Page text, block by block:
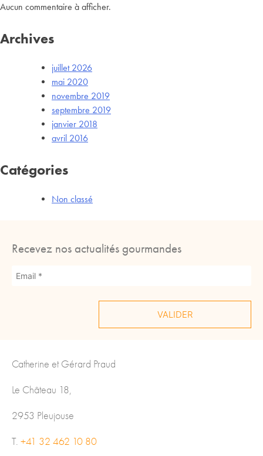
Aucun commentaire à afficher.
Archives
juillet 2026
mai 2020
novembre 2019
septembre 2019
janvier 2018
avril 2016
Catégories
Non classé
Recevez nos actualités gourmandes
Catherine et Gérard Praud
Le Château 18,
2953 Pleujouse
T. +41 32 462 10 80